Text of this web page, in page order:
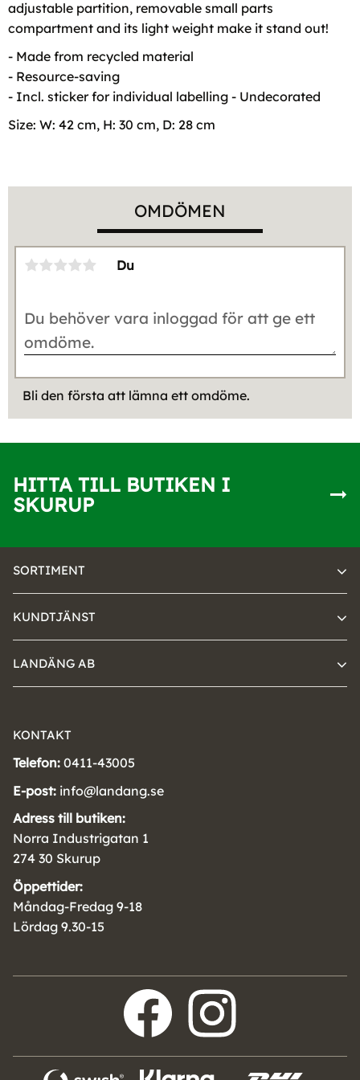
adjustable partition, removable small parts
compartment and its light weight make it stand out!
- Made from recycled material
- Resource-saving
- Incl. sticker for individual labelling - Undecorated
Size: W: 42 cm, H: 30 cm, D: 28 cm
OMDÖMEN
Du
Bli den första att lämna ett omdöme.
HITTA TILL BUTIKEN I
SKURUP
SORTIMENT
KUNDTJÄNST
LANDÄNG AB
KONTAKT
Telefon: 0411-43005
E-post: info@landang.se
Adress till butiken:
Norra Industrigatan 1
274 30 Skurup
Öppettider:
Måndag-Fredag 9-18
Lördag 9.30-15